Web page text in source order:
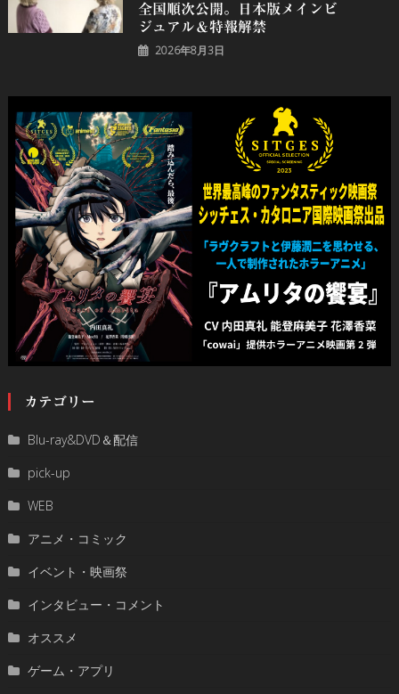
全国順次公開。日本版メインビ
ジュアル＆特報解禁
2026年8月3日
カテゴリー
Blu-ray&DVD＆配信
pick-up
WEB
アニメ・コミック
イベント・映画祭
インタビュー・コメント
オススメ
ゲーム・アプリ